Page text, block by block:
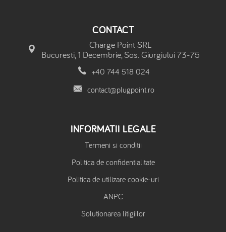
CONTACT
Charge Point SRL
Bucuresti, 1 Decembrie, Sos. Giurgiului 73-75
+40 744 518 024
contact@plugpoint.ro
INFORMATII LEGALE
Termeni si conditii
Politica de confidentialitate
Politica de utilizare cookie-uri
ANPC
Solutionarea litigiilor